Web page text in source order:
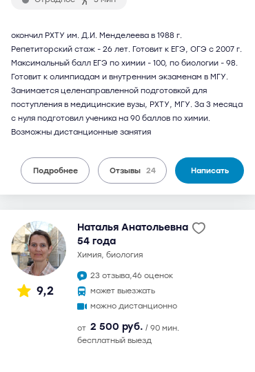
окончил РХТУ им. Д.И. Менделеева в 1988 г.
Репетиторский стаж - 26 лет. Готовит к ЕГЭ, ОГЭ с 2007 г.
Максимальный балл ЕГЭ по химии - 100, по биологии - 98.
Готовит к олимпиадам и внутренним экзаменам в МГУ.
Занимается целенаправленной подготовкой для
поступления в медицинские вузы, РХТУ, МГУ. За 3 месяца
с нуля подготовил ученика на 90 баллов по химии.
Возможны дистанционные занятия
Подробнее Отзывы 24 Написать
9,2
Наталья Анатольевна
54 года
химия, биология
23 отзыва,46 оценок
может выезжать
можно дистанционно
от 2 500 руб. / 90 мин.
бесплатный выезд